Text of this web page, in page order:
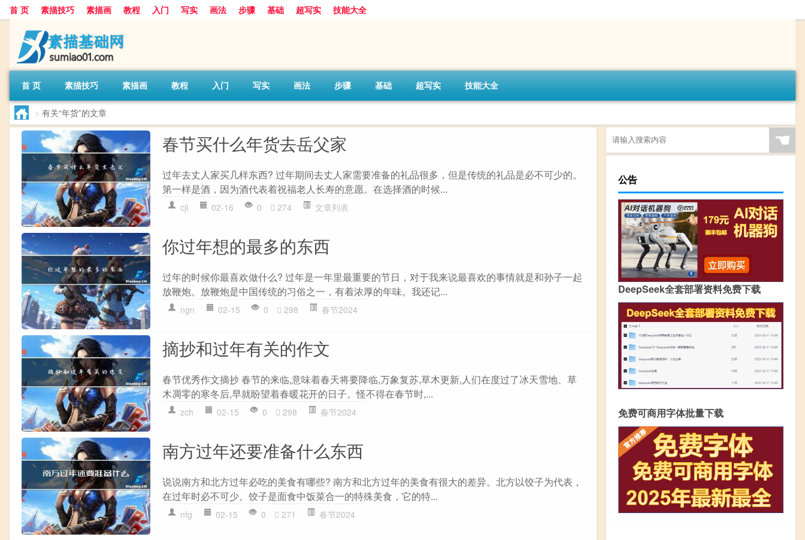
首 页 素描技巧 素描画 教程 入门 写实 画法 步骤 基础 超写实 技能大全
首 页 素描技巧 素描画 教程 入门 写实 画法 步骤 基础 超写实 技能大全
> 有关“年货”的文章
春节买什么年货去岳父家
过年去丈人家买几样东西? 过年期间去丈人家需要准备的礼品很多，但是传统的礼品是必不可少的。
第一样是酒，因为酒代表着祝福老人长寿的意愿。在选择酒的时候...
cjl 02-16 0 274 文章列表
你过年想的最多的东西
过年的时候你最喜欢做什么? 过年是一年里最重要的节日，对于我来说最喜欢的事情就是和孙子一起
放鞭炮。放鞭炮是中国传统的习俗之一，有着浓厚的年味。我还记...
ngn 02-15 0 298 春节2024
摘抄和过年有关的作文
春节优秀作文摘抄 春节的来临,意味着春天将要降临,万象复苏,草木更新,人们在度过了冰天雪地、草
木凋零的寒冬后,早就盼望着春暖花开的日子。怪不得在春节时,...
zch 02-15 0 298 春节2024
南方过年还要准备什么东西
说说南方和北方过年必吃的美食有哪些? 南方和北方过年的美食有很大的差异。北方以饺子为代表，
在过年时必不可少。饺子是面食中饭菜合一的特殊美食，它的特...
nfg 02-15 0 271 春节2024
☚
公告
DeepSeek全套部署资料免费下载
免费可商用字体批量下载